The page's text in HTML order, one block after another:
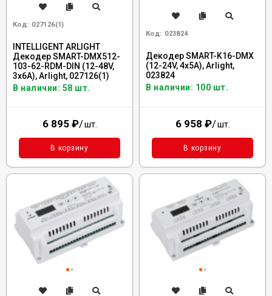
Код: 027126(1)
INTELLIGENT ARLIGHT
Декодер SMART-DMX512-
103-62-RDM-DIN (12-48V,
3x6A), Arlight, 027126(1)
В наличии: 58 шт.
6 895 ₽/шт.
В корзину
Код: 023824
Декодер SMART-K16-DMX
(12-24V, 4x5A), Arlight,
023824
В наличии: 100 шт.
6 958 ₽/шт.
В корзину